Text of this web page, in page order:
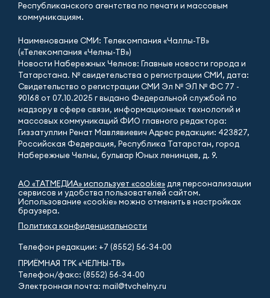
Республиканского агентства по печати и массовым
коммуникациям.
Наименование СМИ: Телекомпания «Чаллы-ТВ»
(«Телекомпания «Челны-ТВ»)
Новости Набережных Челнов: Главные новости города и
Татарстана. № свидетельства о регистрации СМИ, дата:
Свидетельство о регистрации СМИ Эл № ЭЛ № ФС 77 -
90168 от 07.10.2025 г выдано Федеральной службой по
надзору в сфере связи, информационных технологий и
массовых коммуникаций ФИО главного редактора:
Гиззатуллин Ренат Мавлявиевич Адрес редакции: 423827,
Российская Федерация, Республика Татарстан, город
Набережные Челны, бульвар Юных ленинцев, д. 9.
АО «ТАТМЕДИА» использует «cookie»для персонализации
сервисов и удобства пользователей сайтом.
Использование «cookie» можно отменить в настройках
браузера.
Политика конфиденциальности
Телефон редакции: +7 (8552) 56-34-00
ПРИЁМНАЯ ТРК «ЧЕЛНЫ-ТВ»
Телефон/факс: (8552) 56-34-00
Электронная почта: mail@tvchelny.ru